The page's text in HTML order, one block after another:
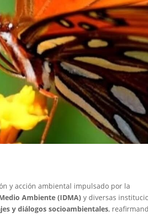
y acción ambiental impulsado por la
Ambiente (IDMA) y diversas
y diálogos socioambientales,